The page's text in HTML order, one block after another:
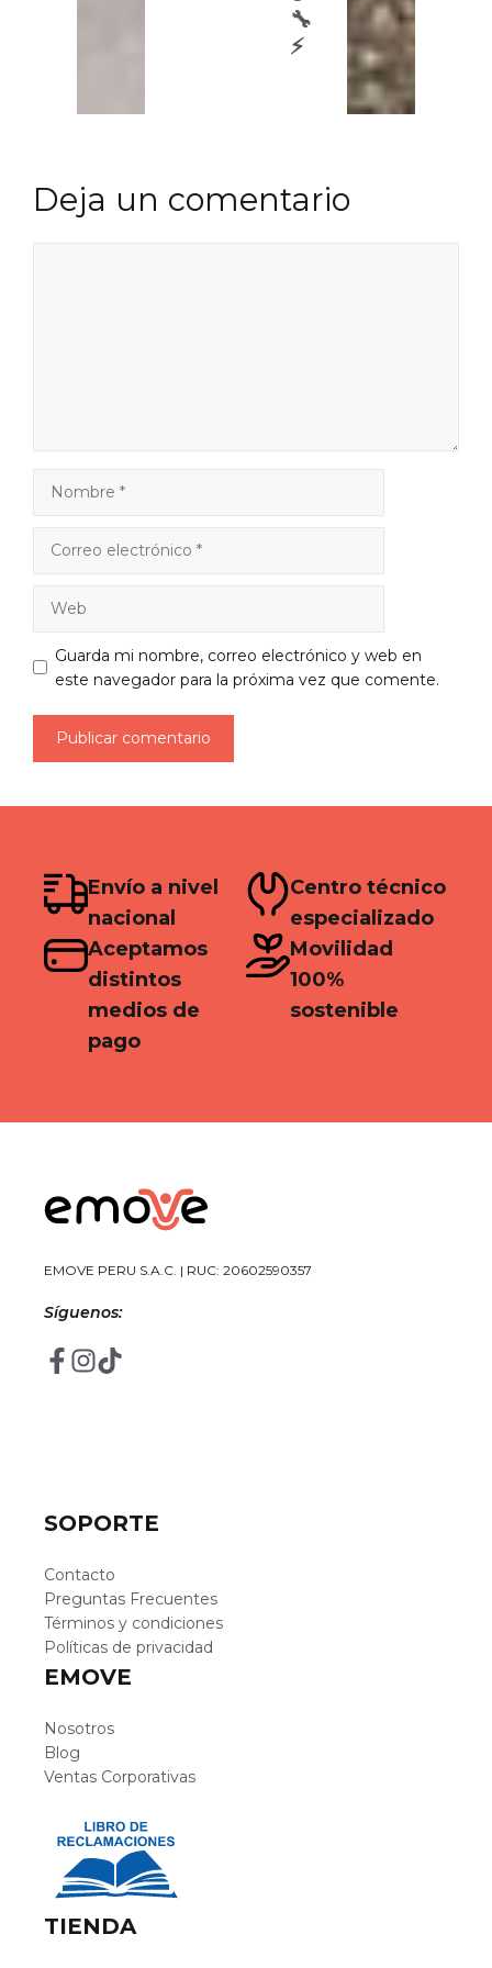
🔧
⚡
Deja un comentario
electrónico
Guarda mi nombre, correo electrónico y web en
este navegador para la próxima vez que comente.
Envío a nivel
nacional
Centro técnico
especializado
Aceptamos
distintos
medios de
pago
Movilidad
100%
sostenible
EMOVE PERU S.A.C. | RUC: 20602590357
Síguenos:
SOPORTE
Contacto
Preguntas Frecuentes
Términos y condiciones
Políticas de privacidad
EMOVE
Nosotros
Blog
Ventas Corporativas
TIENDA